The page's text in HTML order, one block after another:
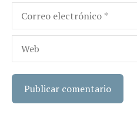
Correo
electrónico
Web